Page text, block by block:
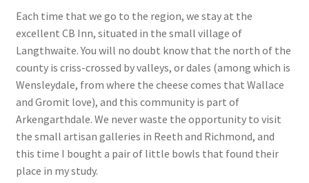
Each time that we go to the region, we stay at the
excellent CB Inn, situated in the small village of
Langthwaite. You will no doubt know that the north of the
county is criss-crossed by valleys, or dales (among which is
Wensleydale, from where the cheese comes that Wallace
and Gromit love), and this community is part of
Arkengarthdale. We never waste the opportunity to visit
the small artisan galleries in Reeth and Richmond, and
this time I bought a pair of little bowls that found their
place in my study.